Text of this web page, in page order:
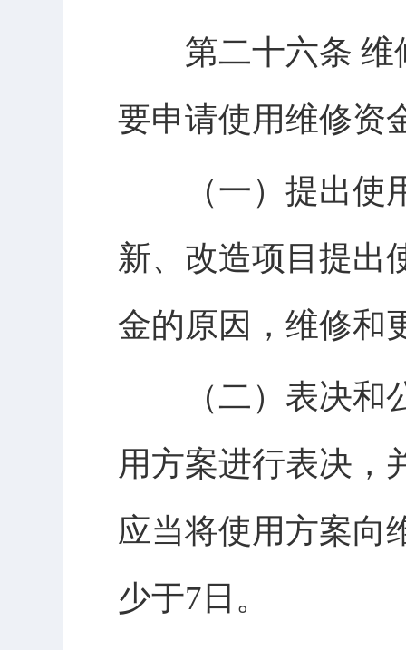
第二十六条 维
要申请使用维修资
（一）提出使用
新、改造项目提出
金的原因，维修和
（二）表决和公
用方案进行表决，
应当将使用方案向
少于7日。